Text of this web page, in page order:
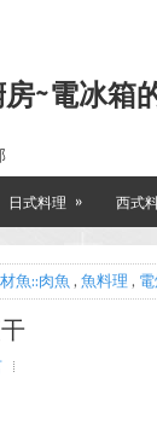
~電冰箱
日式料理 » 西式
魚::肉魚 , 魚料理 ,